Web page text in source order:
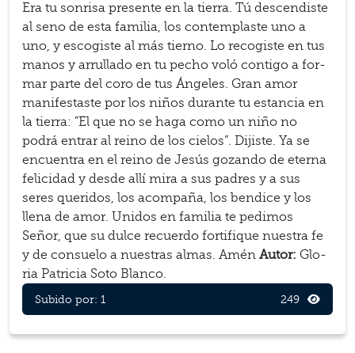
Era tu son­risa pre­sente en la tierra. Tú descendiste
al seno de esta familia, los con­tem­plaste uno a
uno, y esc­o­giste al más tierno. Lo rec­o­giste en tus
manos y arrul­lado en tu pecho voló con­tigo a for­
mar parte del coro de tus Ánge­les. Gran amor
man­i­fes­taste por los niños durante tu estancia en
la tierra: ”El que no se haga como un niño no
podrá entrar al reino de los cie­los”. Dijiste. Ya se
encuen­tra en el reino de Jesús gozando de eterna
feli­ci­dad y desde allí mira a sus padres y a sus
seres queri­dos, los acom­paña, los ben­dice y los
llena de amor. Unidos en familia te ped­i­mos
Señor, que su dulce recuerdo for­ti­fique nues­tra fe
y de con­suelo a nues­tras almas. Amén Autor: Glo­
ria Patri­cia Soto Blanco.
Subido por: 1 249